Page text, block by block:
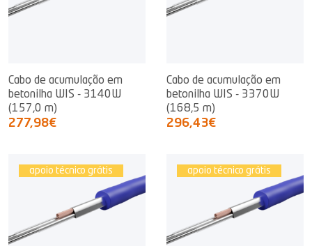
Cabo de acumulação em
betonilha WIS - 3140W
(157,0 m)
277,98€
Cabo de acumulação em
betonilha WIS - 3370W
(168,5 m)
296,43€
apoio técnico grátis apoio técnico grátis